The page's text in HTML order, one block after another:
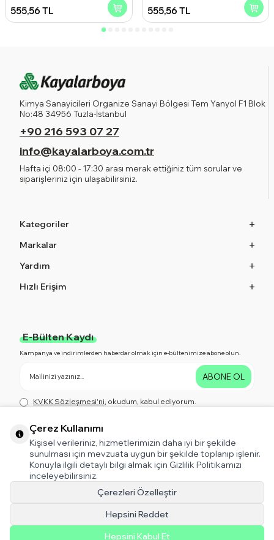
555,56 TL 555,56 TL
Destek için tıklayın!
Kimya Sanayicileri Organize Sanayi Bölgesi Tem Yanyol F1 Blok
No:48 34956 Tuzla-İstanbul
+90 216 593 07 27
info@kayalarboya.com.tr
Hafta içi 08:00 - 17:30 arası merak ettiğiniz tüm sorular ve
siparişleriniz için ulaşabilirsiniz.
Kategoriler
Markalar
Yardım
Hızlı Erişim
E-Bülten Kaydı
Kampanya ve indirimlerden haberdar olmak için e-bültenimize abone olun.
ABONE OL
KVKK Sözleşmesi'ni, okudum, kabul ediyorum.
Bizi Takip Edin!
Kampanya ve indirimlerden haberdar olmak için bizi Takip Edin!
T-Soft V5 Tema
Çerez Kullanımı
Kişisel verileriniz, hizmetlerimizin daha iyi bir şekilde
sunulması için mevzuata uygun bir şekilde toplanıp işlenir.
Konuyla ilgili detaylı bilgi almak için Gizlilik Politikamızı
inceleyebilirsiniz.
Çerezleri Özelleştir
Hepsini Reddet
Hepsini Kabul Et